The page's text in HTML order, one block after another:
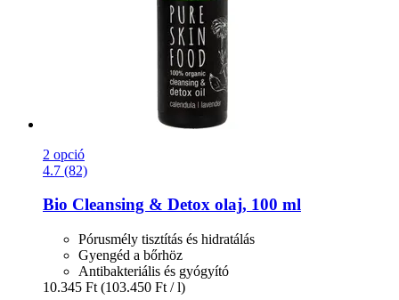
2 opció
4.7 (82)
Bio Cleansing & Detox olaj, 100 ml
Pórusmély tisztítás és hidratálás
Gyengéd a bőrhöz
Antibakteriális és gyógyító
10.345 Ft (103.450 Ft / l)